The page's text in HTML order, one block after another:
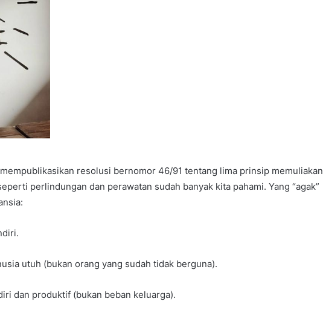
resolusi bernomor 46/91 tentang lima prinsip memuliakan
perlindungan dan perawatan sudah banyak kita pahami. Yang “agak”
utuh (bukan orang yang sudah tidak berguna).
dan produktif (bukan beban keluarga).